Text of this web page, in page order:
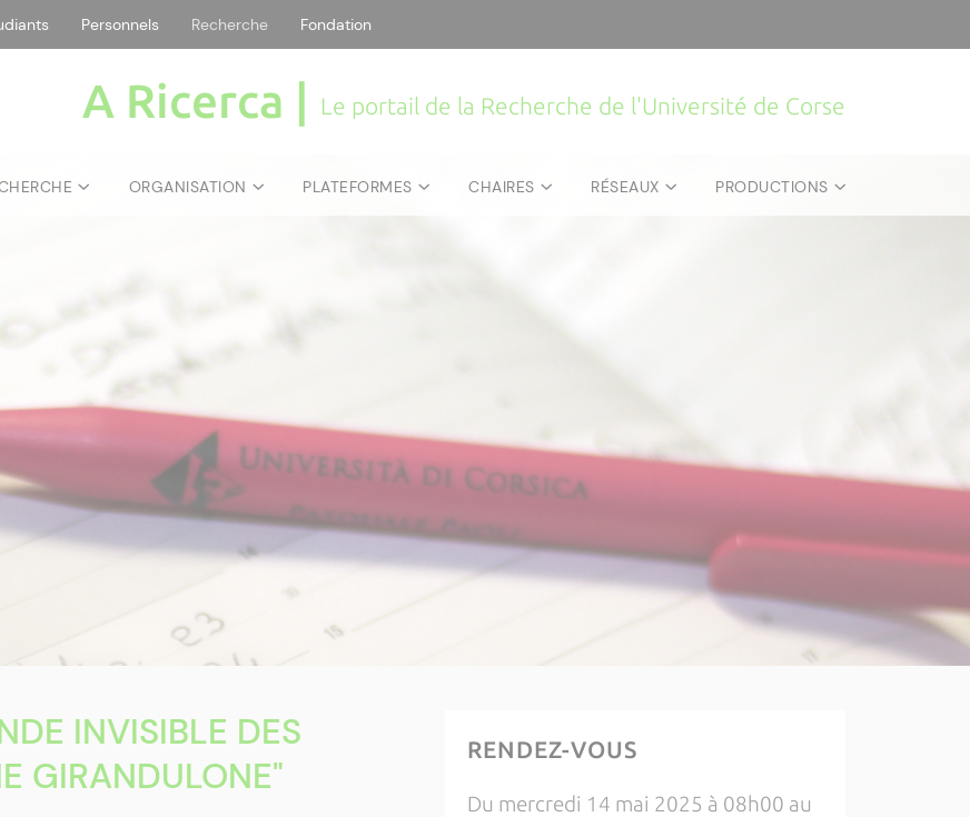
Personnels Recherche Fondation
A Ricerca | Le portail de la Recherche de l'Université de Corse
ORGANISATION PLATEFORMES CHAIRES RÉSEAUX PRODUCTIONS
INVISIBLE DES
GIRANDULONE"
RENDEZ-VOUS
Du mercredi 14 mai 2025 à 08h00 au